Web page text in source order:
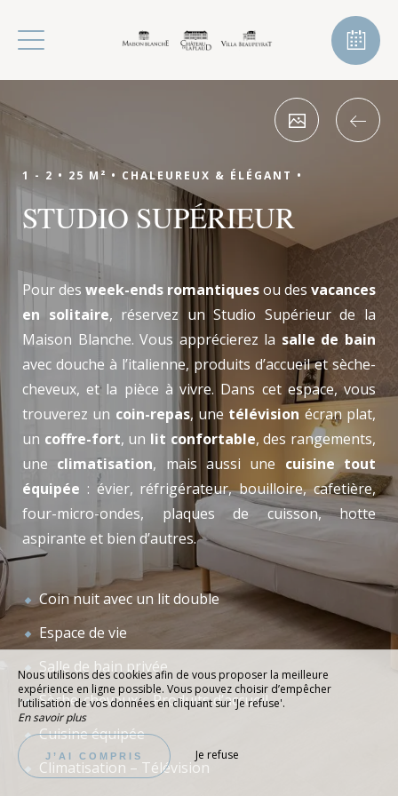
1 - 2 • 25 M² • CHALEUREUX & ÉLÉGANT •
STUDIO SUPÉRIEUR
Pour des week-ends romantiquesou des vacances
en solitaire, réservez un Studio Supérieur de la
Maison Blanche. Vous apprécierez la salle de bain
avec douche à l’italienne, produits d’accueil et sèche-
cheveux, et la pièce à vivre. Dans cet espace, vous
trouverez un coin-repas, une télévision écran plat,
un coffre-fort, un lit confortable, des rangements,
une climatisation, mais aussi une cuisine tout
équipée : évier, réfrigérateur, bouilloire, cafetière,
four-micro-ondes, plaques de cuisson, hotte
aspirante et bien d’autres.
Coin nuit avec un lit double
Espace de vie
Salle de bain privée
Sèche-cheveux – Produits d’accueil
Cuisine équipée
Climatisation – Télévision
Nous utilisons des cookies afin de vous proposer la meilleure
expérience en ligne possible. Vous pouvez choisir d’empêcher
l’utilisation de vos données en cliquant sur 'Je refuse'.
En savoir plus
J’AI COMPRIS Je refuse